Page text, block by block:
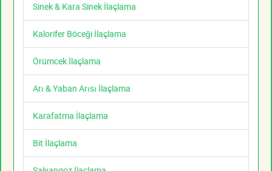
Sinek & Kara Sinek İlaçlama
Kalorifer Böceği İlaçlama
Örümcek İlaçlama
Arı & Yaban Arısı İlaçlama
Karafatma İlaçlama
Bit İlaçlama